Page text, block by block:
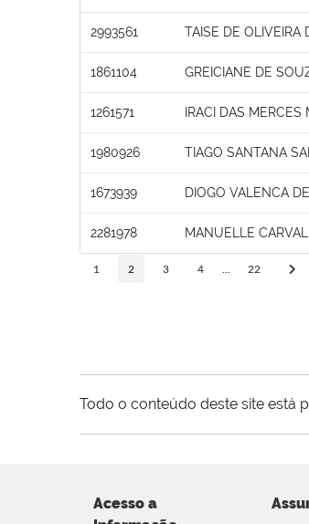
2993561 TAISE DE OLIVEIRA
1861104 GREICIANE DE
1261571 IRACI DAS MERCES
1980926 TIAGO SANTANA
1673939 DIOGO VALENCA
2281978 MANUELLE
1 2 3 4 22
Todo o conteúdo deste site está
Acesso a